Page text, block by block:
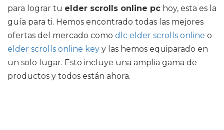
para lograr tu elder scrolls online pc hoy, esta es la
guía para ti. Hemos encontrado todas las mejores
ofertas del mercado como dlc elder scrolls online o
elder scrolls online key y las hemos equiparado en
un solo lugar. Esto incluye una amplia gama de
productos y todos están ahora.